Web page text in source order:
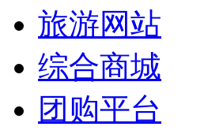
旅游网站
综合商城
团购平台